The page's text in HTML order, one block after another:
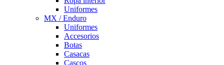
Uniformes
MX / Enduro
Uniformes
Accesorios
Botas
Casacas
Cascos